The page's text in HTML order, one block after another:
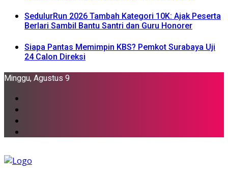
SedulurRun 2026 Tambah Kategori 10K: Ajak Peserta
Berlari Sambil Bantu Santri dan Guru Honorer
Siapa Pantas Memimpin KBS? Pemkot Surabaya Uji
24 Calon Direksi
Minggu, Agustus 9